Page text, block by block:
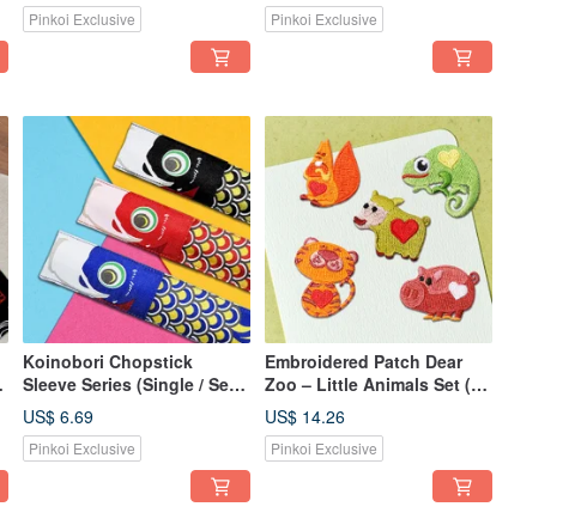
Pinkoi Exclusive Pinkoi Exclusive
Koinobori Chopstick
Sleeve Series (Single / Set
of 3)
US$ 6.69
Pinkoi Exclusive
Embroidered Patch Dear
Zoo – Little Animals Set (5
pcs)
US$ 14.26
Pinkoi Exclusive